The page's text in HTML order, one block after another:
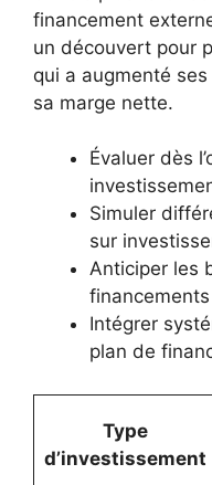
financement
un découvert pour
qui a augmenté
sa marge nette.
Évaluer dès
Simuler
sur
Anticiper les
Intégrer
plan de
Type
d’investissement